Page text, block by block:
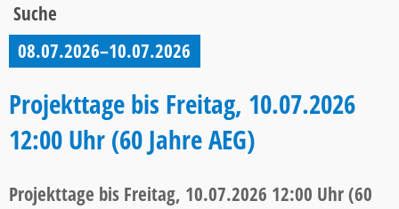
Suche
08.07.2026–10.07.2026
Projekttage bis Freitag, 10.07.2026
12:00 Uhr (60 Jahre AEG)
Projekttage bis Freitag, 10.07.2026 12:00 Uhr (60